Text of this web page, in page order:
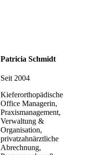
Patricia Schmidt
Seit 2004
Kieferorthopädische
Office Managerin,
Praxismanagement,
Verwaltung &
Organisation,
privatzahnärztliche
Abrechnung,